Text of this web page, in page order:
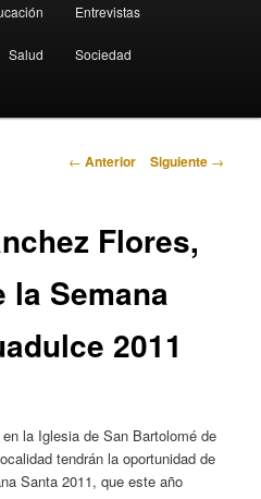
Entrevistas
Salud Sociedad
Navegación
← Anterior Siguiente →
Flores,
la Semana
2011
la Iglesia de San Bartolomé de
tendrán la oportunidad de
Santa 2011, que este año